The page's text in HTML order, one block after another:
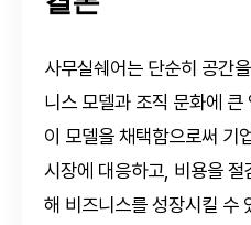
사무실쉐어는 단순히 공간
니스 모델과 조직 문화에
이 모델을 채택함으로써 기
시장에 대응하고, 비용을
해 비즈니스를 성장시킬 수